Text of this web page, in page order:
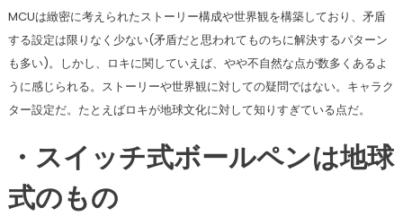
MCUは緻密に考えられたストーリー構成や世界観を構築しており、矛盾
する設定は限りなく少ない(矛盾だと思われてものちに解決するパターン
も多い)。しかし、ロキに関していえば、やや不自然な点が数多くあるよ
うに感じられる。ストーリーや世界観に対しての疑問ではない。キャラク
ター設定だ。たとえばロキが地球文化に対して知りすぎている点だ。
・スイッチ式ボールペンは地球
式のもの